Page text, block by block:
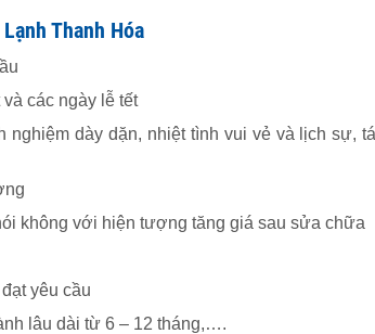
Thanh Hóa
các ngày lễ tết
nghiệm dày dặn, nhiệt tình vui vẻ và lịch sự,
không với hiện tượng tăng giá sau sửa chữa
yêu cầu
lâu dài từ 6 – 12 tháng,….